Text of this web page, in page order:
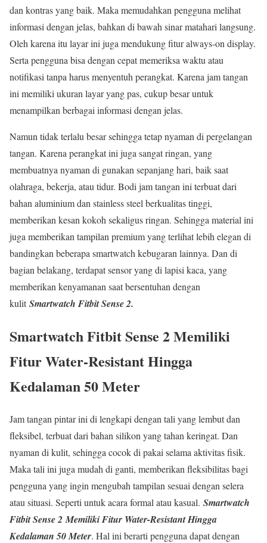
dan kontras yang baik. Maka memudahkan pengguna melihat
informasi dengan jelas, bahkan di bawah sinar matahari langsung.
Oleh karena itu layar ini juga mendukung fitur always-on display.
Serta pengguna bisa dengan cepat memeriksa waktu atau
notifikasi tanpa harus menyentuh perangkat. Karena jam tangan
ini memiliki ukuran layar yang pas, cukup besar untuk
menampilkan berbagai informasi dengan jelas.
Namun tidak terlalu besar sehingga tetap nyaman di pergelangan
tangan. Karena perangkat ini juga sangat ringan, yang
membuatnya nyaman di gunakan sepanjang hari, baik saat
olahraga, bekerja, atau tidur. Bodi jam tangan ini terbuat dari
bahan aluminium dan stainless steel berkualitas tinggi,
memberikan kesan kokoh sekaligus ringan. Sehingga material ini
juga memberikan tampilan premium yang terlihat lebih elegan di
bandingkan beberapa smartwatch kebugaran lainnya. Dan di
bagian belakang, terdapat sensor yang di lapisi kaca, yang
memberikan kenyamanan saat bersentuhan dengan
kulitSmartwatch Fitbit Sense 2.
Smartwatch Fitbit Sense 2 Memiliki
Fitur Water-Resistant Hingga
Kedalaman 50 Meter
Jam tangan pintar ini di lengkapi dengan tali yang lembut dan
fleksibel, terbuat dari bahan silikon yang tahan keringat. Dan
nyaman di kulit, sehingga cocok di pakai selama aktivitas fisik.
Maka tali ini juga mudah di ganti, memberikan fleksibilitas bagi
pengguna yang ingin mengubah tampilan sesuai dengan selera
atau situasi. Seperti untuk acara formal atau kasual. Smartwatch
Fitbit Sense 2 Memiliki Fitur Water-Resistant Hingga
Kedalaman 50 Meter. Hal ini berarti pengguna dapat dengan